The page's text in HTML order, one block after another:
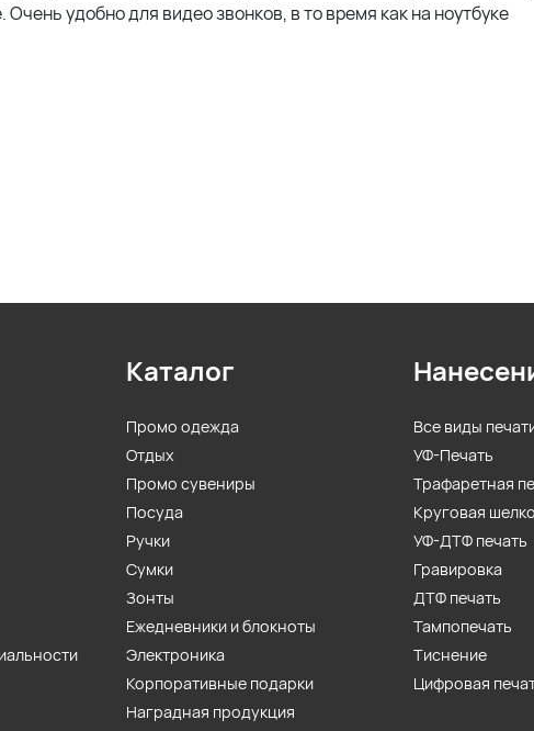
удобно для видео звонков, в то время как на ноутбуке
Каталог
Промо одежда
Отдых
Промо сувениры
Посуда
Ручки
Сумки
Зонты
Ежедневники и блокноты
Электроника
Корпоративные подарки
Наградная продукция
Все виды
УФ-Печать
Трафаретная
Круговая
УФ-ДТФ печать
Гравировка
ДТФ печать
Тампопечать
Тиснение
Цифровая